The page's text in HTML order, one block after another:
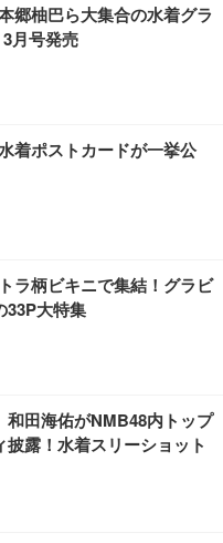
郷柚巴ら大集合の水着グラ
月号発売
着ポストカードが一挙公
ラ柄ビキニで集結！グラビ
33P大特集
和田海佑がNMB48内トップ
露！水着スリーショット